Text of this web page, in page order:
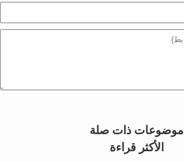
موضوعات ذات صلة
الأكثر قراءة